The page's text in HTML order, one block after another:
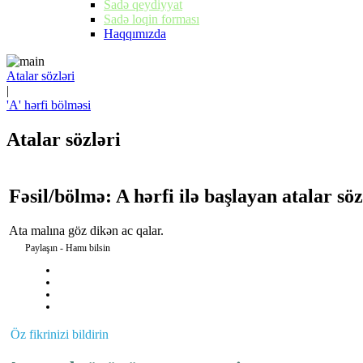
Sadə qeydiyyat
Sadə loqin forması
Haqqımızda
Atalar sözləri
|
'A' hərfi bölməsi
Atalar sözləri
Fəsil/bölmə: A hərfi ilə başlayan atalar
Ata malına göz dikən ac qalar.
Paylaşın - Hamı bilsin
Öz fikrinizi bildirin